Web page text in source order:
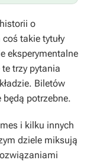
o
takie tytuły
eksperymentalne
trzy pytania
Biletów
będą potrzebne.
i kilku innych
dziele miksują